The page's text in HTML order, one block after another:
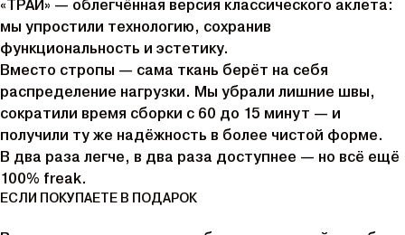
«ТРАЙ» — облегчённая версия классического аклета:
мы упростили технологию, сохранив
функциональность и эстетику.
Вместо стропы — сама ткань берёт на себя
распределение нагрузки. Мы убрали лишние швы,
сократили время сборки с 60 до 15 минут — и
получили ту же надёжность в более чистой форме.
В два раза легче, в два раза доступнее — но всё ещё
100% freak.
ЕСЛИ ПОКУПАЕТЕ В ПОДАРОК